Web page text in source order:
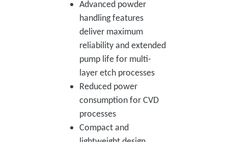
Advanced powder
handling features
deliver maximum
reliability and extended
pump life for multi-
layer etch processes
Reduced power
consumption for CVD
processes
Compact and